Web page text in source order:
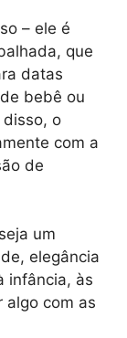
– ele é
que
datas
bebê ou
o
com a
de
um
elegância
infância, às
algo com as